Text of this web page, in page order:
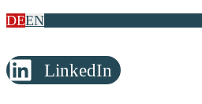
DEEN
LinkedIn